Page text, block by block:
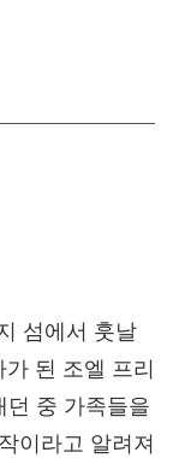
섬에서 훗날
된 조엘 프리
중 가족들을
이라고 알려져